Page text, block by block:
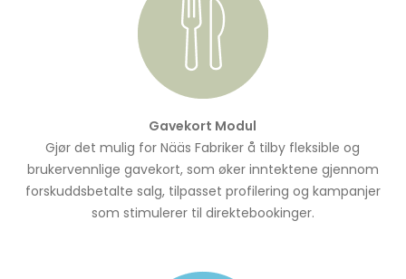
Gavekort Modul
Gjør det mulig for Nääs Fabriker å tilby fleksible og
brukervennlige gavekort, som øker inntektene gjennom
forskuddsbetalte salg, tilpasset profilering og kampanjer
som stimulerer til direktebookinger.